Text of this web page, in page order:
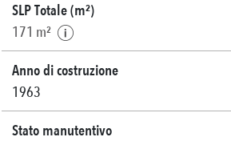
SLP Totale (m²)
171 m²
Anno di costruzione
1963
Stato manutentivo